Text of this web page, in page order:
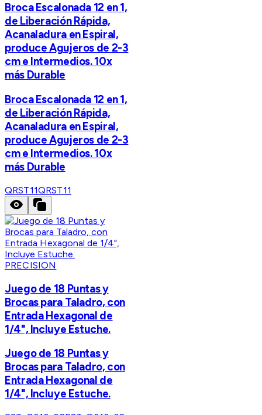
Broca Escalonada 12 en 1,
de Liberación Rápida,
Acanaladura en Espiral,
produce Agujeros de 2-3
cm e Intermedios. 10x
más Durable
Broca Escalonada 12 en 1,
de Liberación Rápida,
Acanaladura en Espiral,
produce Agujeros de 2-3
cm e Intermedios. 10x
más Durable
QRST11QRST11
PRECISION
Juego de 18 Puntas y
Brocas para Taladro, con
Entrada Hexagonal de
1/4", Incluye Estuche.
Juego de 18 Puntas y
Brocas para Taladro, con
Entrada Hexagonal de
1/4", Incluye Estuche.